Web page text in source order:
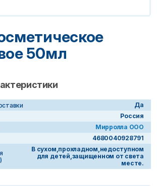
50мл
Да
Россия
Мирролла ООО
4680040928791
В сухом,прохладном,недоступном
для детей,защищенном от света
месте.